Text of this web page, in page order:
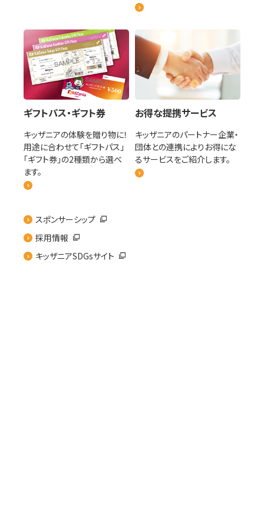
ギフトパス・ギフト券
キッザニアの体験を贈り物に！
用途に合わせて「ギフトパス」
「ギフト券」の2種類から選べ
ます。
お得な提携サービス
キッザニアのパートナー企業・
団体との連携によりお得にな
るサービスをご紹介します。
スポンサーシップ
採用情報
キッザニアSDGsサイト